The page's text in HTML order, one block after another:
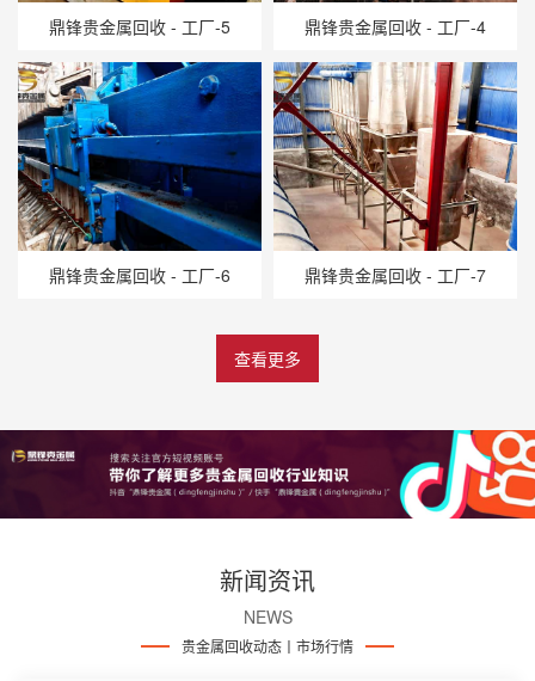
鼎锋贵金属回收 - 工厂-5 鼎锋贵金属回收 - 工厂-4
鼎锋贵金属回收 - 工厂-6 鼎锋贵金属回收 - 工厂-7
查看更多
新闻资讯
NEWS
贵金属回收动态丨市场行情